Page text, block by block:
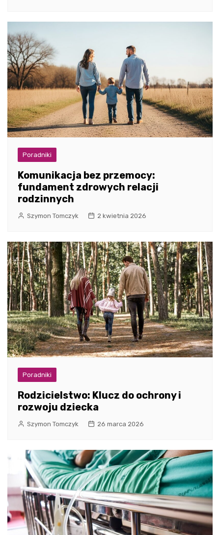
Poradniki
Komunikacja bez przemocy:
fundament zdrowych relacji
rodzinnych
Szymon Tomczyk 2 kwietnia 2026
Poradniki
Rodzicielstwo: Klucz do ochrony i
rozwoju dziecka
Szymon Tomczyk 26 marca 2026